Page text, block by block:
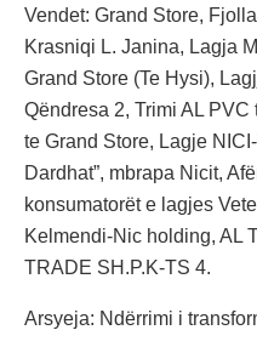
Vendet: Grand Store,
Krasniqi L. Janina, Lagja
Grand Store (Te Hysi),
Qëndresa 2, Trimi AL PVC
te Grand Store, Lagje
Dardhat”, mbrapa Nicit,
konsumatorët e lagjes
Kelmendi-Nic holding, AL
TRADE SH.P.K-TS 4.
Arsyeja: Ndërrimi i